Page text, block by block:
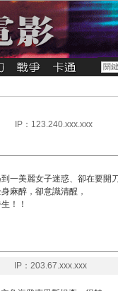
IP：123.240.xxx.xxx
一美麗女子迷惑、卻在要開
麻醉，卻意識清醒，
！！
IP：203.67.xxx.xxx